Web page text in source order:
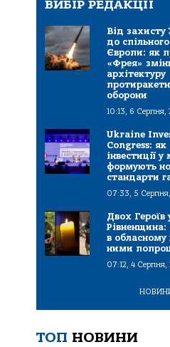
ВИБІР РЕДАКЦІЇ
Від захисту
до
Європи: як
«Фрея»
архітектуру
оборони
10:13, 6 Серпня,
Ukraine
Congress: як
інвестиції
формують
стандарти
07:33, 5
Двох Героїв
Рівненщина:
в обласному
ними
07:12, 4 Серпня,
ТОП НОВИНИ